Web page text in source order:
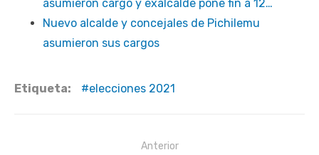
asumieron cargo y exalcalde pone fin a 12…
Nuevo alcalde y concejales de Pichilemu
asumieron sus cargos
Etiqueta: elecciones 2021
Anterior